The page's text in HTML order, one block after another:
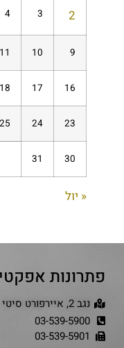
2
3
4
9
10
11
16
17
18
23
24
25
30
31
« יול
פתרונות
נגב 2, איירפורט סיטי
03-539-5900
03-539-5901